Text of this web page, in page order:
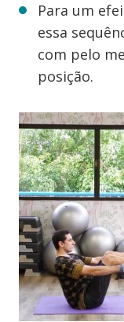
Para um
essa
com pelo
posição.